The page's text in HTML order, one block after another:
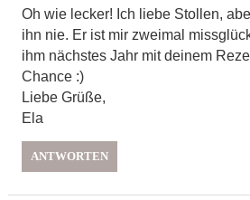
Oh wie lecker! Ich liebe Stollen,
ihn nie. Er ist mir zweimal
ihm nächstes Jahr mit deinem
Chance :)
Liebe Grüße,
Ela
ANTWORTEN